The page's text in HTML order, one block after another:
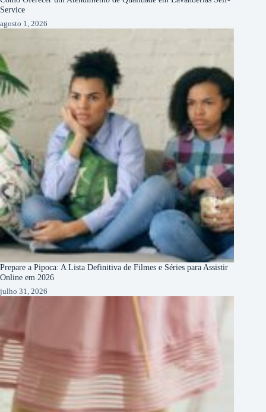
Service
agosto 1, 2026
Prepare a Pipoca: A Lista Definitiva de Filmes e Séries para Assistir
Online em 2026
julho 31, 2026